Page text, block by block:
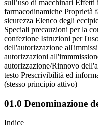
sull’uso di macchinari Effetti
farmacodinamiche Proprietà
sicurezza Elenco degli
Speciali precauzioni per la
confezione Istruzioni per
dell'autorizzazione
autorizzazioni
autorizzazione/Rinnovo
testo Prescrivibilità ed
(stesso principio attivo)
01.0 Denominazione
Indice